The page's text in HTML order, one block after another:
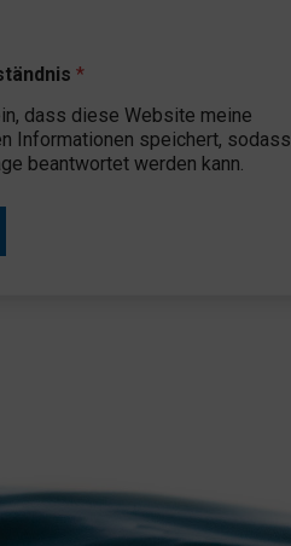
*
dass diese Website meine
Informationen speichert, sodass
beantwortet werden kann.